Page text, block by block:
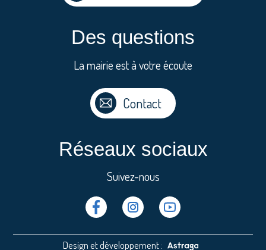
Des questions
La mairie est à votre écoute
Contact
Réseaux sociaux
Suivez-nous
Facebook Instragram
Design et développement :